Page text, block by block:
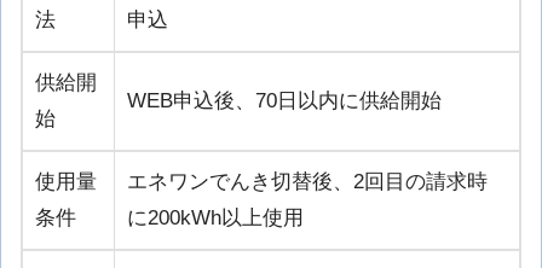
法
申込
供給開
始
WEB申込後、70日以内に供給開始
使用量
条件
エネワンでんき切替後、2回目の請求時
に200kWh以上使用